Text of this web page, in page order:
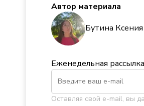
Автор материала
Бутина Ксения
Еженедельная
Оставляя свой e-mail, вы